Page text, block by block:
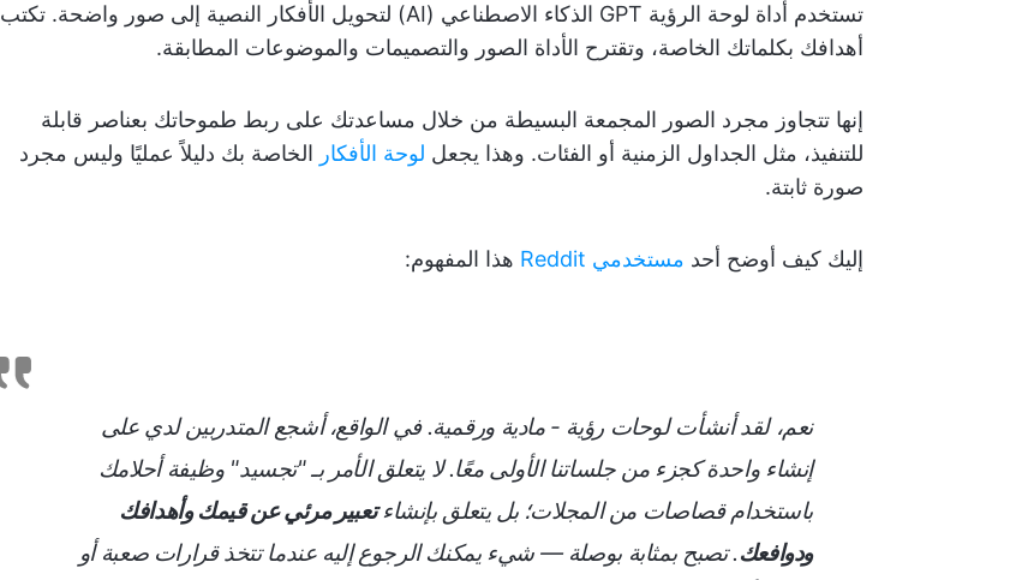
تستخدم أداة لوحة الرؤية GPT الذكاء الاصطناعي (AI) لتحويل الأفكار النصية إلى صور واضحة. تكتب
أهدافك بكلماتك الخاصة، وتقترح الأداة الصور والتصميمات والموضوعات المطابقة.
إنها تتجاوز مجرد الصور المجمعة البسيطة من خلال مساعدتك على ربط طموحاتك بعناصر قابلة
للتنفيذ، مثل الجداول الزمنية أو الفئات. وهذا يجعل لوحة الأفكار الخاصة بك دليلاً عمليًا وليس مجرد
صورة ثابتة.
إليك كيف أوضح أحد مستخدمي Reddit هذا المفهوم:
نعم، لقد أنشأت لوحات رؤية - مادية ورقمية. في الواقع، أشجع المتدربين لدي على
إنشاء واحدة كجزء من جلساتنا الأولى معًا. لا يتعلق الأمر بـ "تجسيد" وظيفة أحلامك
باستخدام قصاصات من المجلات؛ بل يتعلق بإنشاءتعبير مرئي عن قيمك وأهدافك
ودوافعك. تصبح بمثابة بوصلة — شيء يمكنك الرجوع إليه عندما تتخذ قرارات صعبة أو